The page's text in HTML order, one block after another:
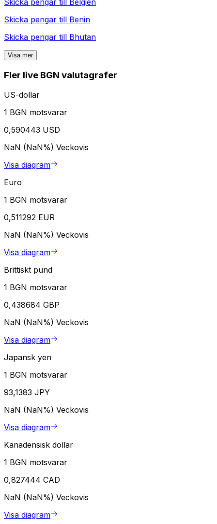
Skicka pengar till
Belgien
Skicka pengar till Benin
Skicka pengar till Bhutan
Visa mer
Fler live BGN valutagrafer
US-dollar
1 BGN motsvarar
0,590443 USD
NaN (NaN%) Veckovis
Visa diagram
Euro
1 BGN motsvarar
0,511292 EUR
NaN (NaN%) Veckovis
Visa diagram
Brittiskt pund
1 BGN motsvarar
0,438684 GBP
NaN (NaN%) Veckovis
Visa diagram
Japansk yen
1 BGN motsvarar
93,1383 JPY
NaN (NaN%) Veckovis
Visa diagram
Kanadensisk dollar
1 BGN motsvarar
0,827444 CAD
NaN (NaN%) Veckovis
Visa diagram